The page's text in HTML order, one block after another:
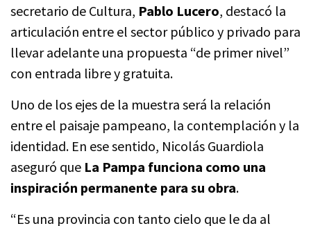
secretario de Cultura, Pablo Lucero, destacó la
articulación entre el sector público y privado para
llevar adelante una propuesta “de primer nivel”
con entrada libre y gratuita.
Uno de los ejes de la muestra será la relación
entre el paisaje pampeano, la contemplación y la
identidad. En ese sentido, Nicolás Guardiola
aseguró que La Pampa funciona como una
inspiración permanente para su obra.
“Es una provincia con tanto cielo que le da al